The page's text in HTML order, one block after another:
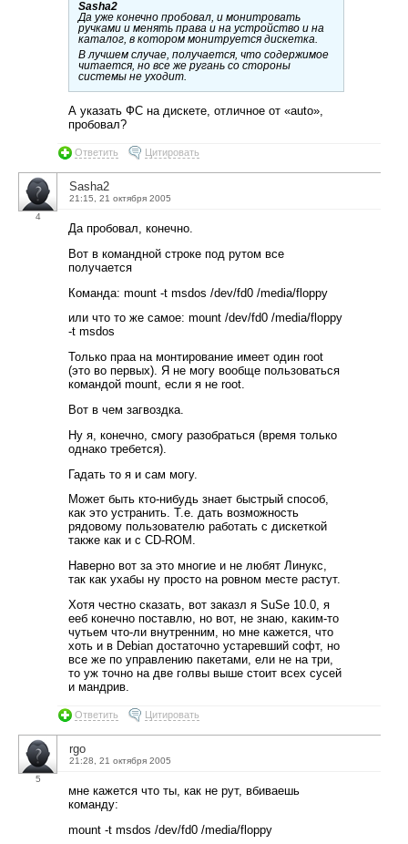
Sasha2
Да уже конечно пробовал, и монитровать
ручками и менять права и на устройство и на
каталог, в котором монитруется дискетка.
В лучшем случае, получается, что содержимое
читается, но все же ругань со стороны
системы не уходит.
А указать ФС на дискете, отличное от «auto»,
пробовал?
Ответить Цитировать
4
Sasha2
21:15, 21 октября 2005
Да пробовал, конечно.
Вот в командной строке под рутом все
получается
Команда: mount -t msdos /dev/fd0 /media/floppy
или что то же самое: mount /dev/fd0 /media/floppy
-t msdos
Только праа на монтирование имеет один root
(это во первых). Я не могу вообще пользоваться
командой mount, если я не root.
Вот в чем загвоздка.
Ну я, конечно, смогу разобраться (время только
однако требется).
Гадать то я и сам могу.
Может быть кто-нибудь знает быстрый способ,
как это устранить. Т.е. дать возможность
рядовому пользователю работать с дискеткой
также как и с CD-ROM.
Наверно вот за это многие и не любят Линукс,
так как ухабы ну просто на ровном месте растут.
Хотя честно сказать, вот заказл я SuSe 10.0, я
ееб конечно поставлю, но вот, не знаю, каким-то
чутьем что-ли внутренним, но мне кажется, что
хоть и в Debian достаточно устаревший софт, но
все же по управлению пакетами, ели не на три,
то уж точно на две голвы выше стоит всех сусей
и мандрив.
Ответить Цитировать
5
rgo
21:28, 21 октября 2005
мне кажется что ты, как не рут, вбиваешь
команду:
mount -t msdos /dev/fd0 /media/floppy